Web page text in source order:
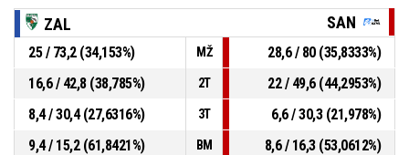
ZAL SAN
25 / 73,2 (34,153%) MŽ
28,6 / 80 (35,8333%)
16,6 / 42,8 (38,785%)
2T
22 / 49,6 (44,2953%)
8,4 / 30,4 (27,6316%)
3T
6,6 / 30,3 (21,978%)
9,4 / 15,2 (61,8421%)
BM
8,6 / 16,3 (53,0612%)